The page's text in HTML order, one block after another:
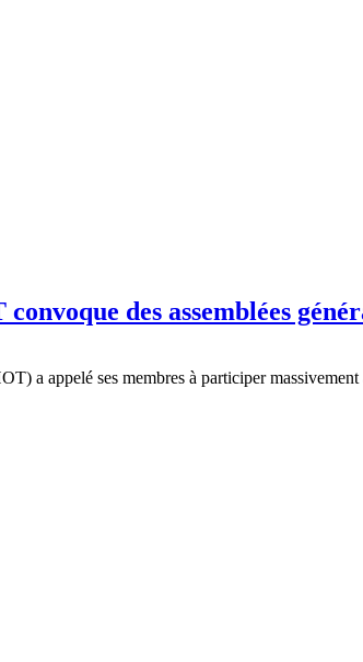
des assemblées
a appelé ses membres à participer